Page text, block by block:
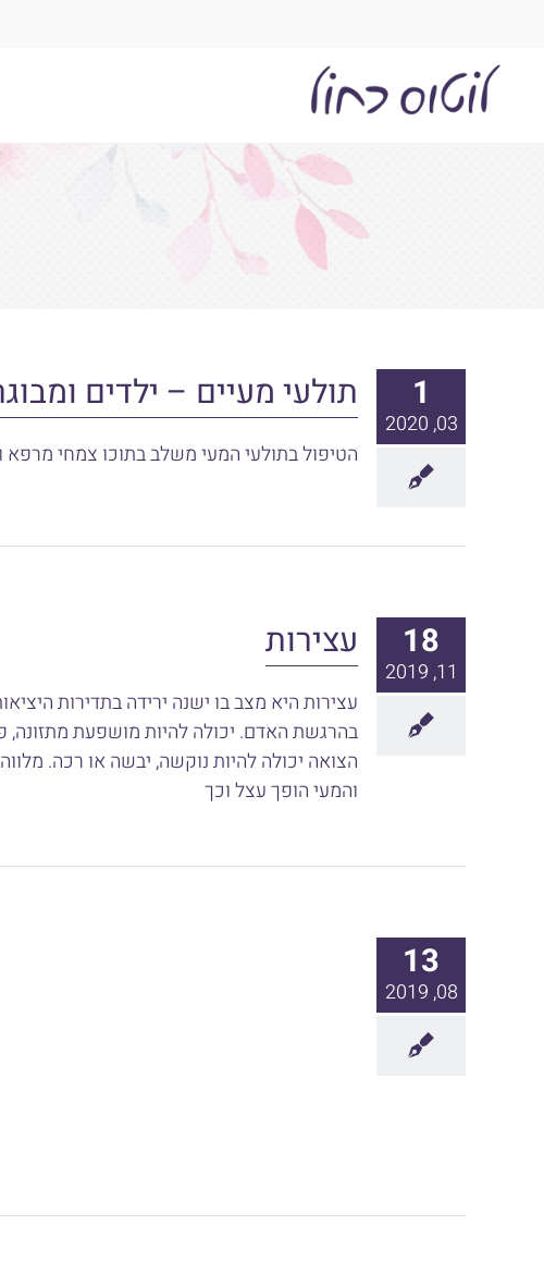
1
03, 2020
תולעי מעיים – ילדים
הטיפול בתולעי המעי משלב בתוכו צמחי
18
11, 2019
עצירות
עצירות היא מצב בו ישנה ירידה בתדירות
בהרגשת האדם. יכולה להיות מושפעת מתזונה,
הצואה יכולה להיות נוקשה, יבשה או רכה.
והמעי הופך עצל וכך
13
08, 2019